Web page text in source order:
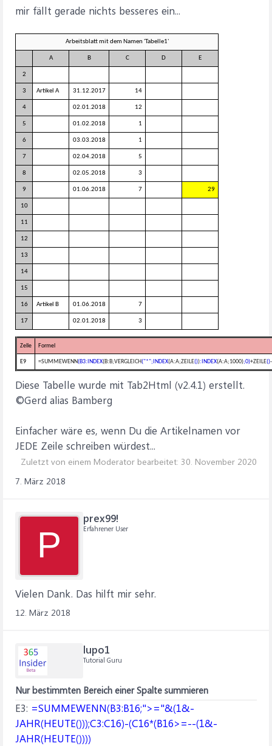
mir fällt gerade nichts besseres ein...
Arbeitsblatt mit dem Namen 'Tabelle1'
A B C D E
2
3 Artikel A 31.12.2017 14
4 02.01.2018 12
5 01.02.2018 1
6 03.03.2018 1
7 02.04.2018 5
8 02.05.2018 3
9 01.06.2018 7 29
10
11
12
13
14
15
16 Artikel B 01.06.2018 7
17 02.01.2018 3
Zelle Formel
E9 =SUMMEWENN(B3:INDEX(B:B;VERGLEICH("*";INDEX(A:A;ZEILE()):INDEX(A:A;1000);0)+ZEILE()
Diese Tabelle wurde mit Tab2Html (v2.4.1) erstellt.
©Gerd alias Bamberg
Einfacher wäre es, wenn Du die Artikelnamen vor
JEDE Zeile schreiben würdest...
Zuletzt von einem Moderator bearbeitet: 30. November 2020
7. März 2018
P
prex99!
Erfahrener User
Vielen Dank. Das hilft mir sehr.
12. März 2018
lupo1
Tutorial Guru
Nur bestimmten Bereich einer Spalte summieren
E3: =SUMMEWENN(B3:B16;">="&(1&-
JAHR(HEUTE()));C3:C16)-(C16*(B16>=--(1&-
JAHR(HEUTE())))